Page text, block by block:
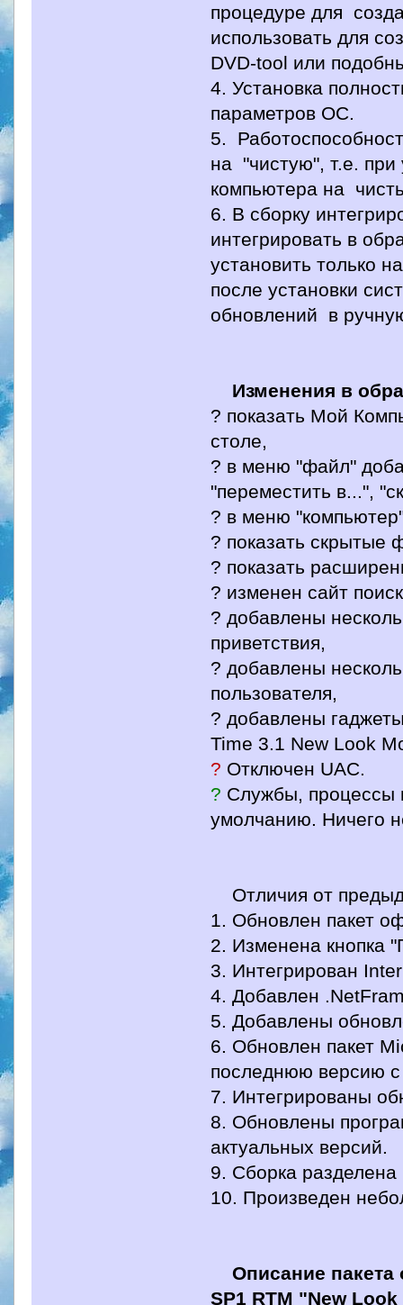
процедуре для
использовать для
DVD-tool или
4. Установка
параметров ОС.
5.
на "чистую", т.е. при
компьютера на
6. В сборку
интегрировать в
установить только
после установки
обновлений в
Изменения в
? показать Мой
столе,
? в меню "файл"
"переместить в...",
? в меню
? показать скрытые
? показать
? изменен сайт
? добавлены
приветствия,
? добавлены
пользователя,
? добавлены
Time 3.1 New Look
? Отключен UAC.
? Службы, процессы
умолчанию. Ничего
Отличия от
1. Обновлен пакет
2. Изменена кнопка
3. Интегрирован
4. Добавлен
5. Добавлены
6. Обновлен пакет
последнюю версию
7. Интегрированы
8. Обновлены
актуальных версий.
9. Сборка
10. Произведен
Описание
SP1 RTM "New